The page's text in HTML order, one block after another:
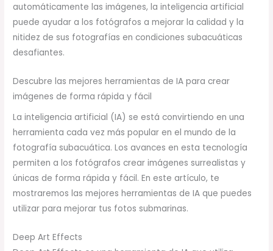
automáticamente las imágenes, la inteligencia artificial
puede ayudar a los fotógrafos a mejorar la calidad y la
nitidez de sus fotografías en condiciones subacuáticas
desafiantes.
Descubre las mejores herramientas de IA para crear
imágenes de forma rápida y fácil
La inteligencia artificial (IA) se está convirtiendo en una
herramienta cada vez más popular en el mundo de la
fotografía subacuática. Los avances en esta tecnología
permiten a los fotógrafos crear imágenes surrealistas y
únicas de forma rápida y fácil. En este artículo, te
mostraremos las mejores herramientas de IA que puedes
utilizar para mejorar tus fotos submarinas.
Deep Art Effects